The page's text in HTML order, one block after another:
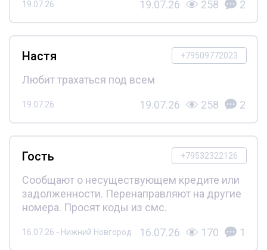
19.07.26 19.07.26 258 2
+79509772023
Настя
Любит трахаться под всем
19.07.26 19.07.26 258 2
+79532322126
Гость
Сообщают о несуществующем кредите или
задолженности. Перенаправляют на другие
номера. Просят коды из смс.
16.07.26 - Нижний Новгород 16.07.26 170 1